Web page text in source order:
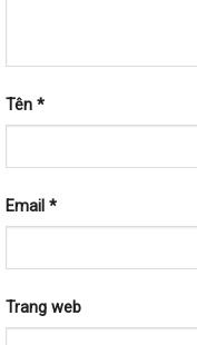
Tên *
Email *
Trang web